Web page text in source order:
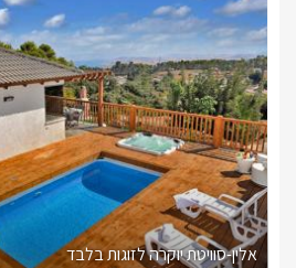
אלין-סוויטת יוקרה לזוגות בלבד